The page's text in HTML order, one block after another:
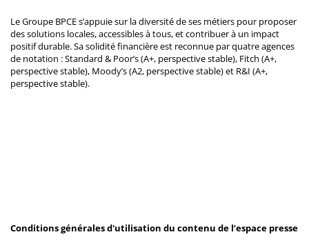
Le Groupe BPCE s’appuie sur la diversité de ses métiers pour proposer
des solutions locales, accessibles à tous, et contribuer à un impact
positif durable. Sa solidité financière est reconnue par quatre agences
de notation : Standard & Poor’s (A+, perspective stable), Fitch (A+,
perspective stable), Moody’s (A2, perspective stable) et R&I (A+,
perspective stable).
Conditions générales d'utilisation du contenu de l’espace presse